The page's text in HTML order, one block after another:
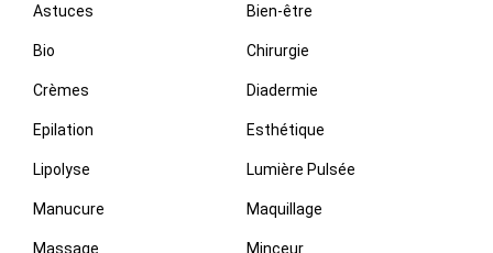
Astuces Bien-être
Bio Chirurgie
Crèmes Diadermie
Epilation Esthétique
Lipolyse Lumière Pulsée
Manucure Maquillage
Massage Minceur